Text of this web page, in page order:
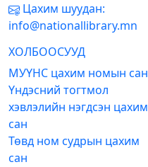
Цахим шуудан:
info@nationallibrary.mn
ХОЛБООСУУД
МУҮНС цахим номын сан
Үндэсний тогтмол
хэвлэлийн нэгдсэн цахим
сан
Төвд ном судрын цахим
сан